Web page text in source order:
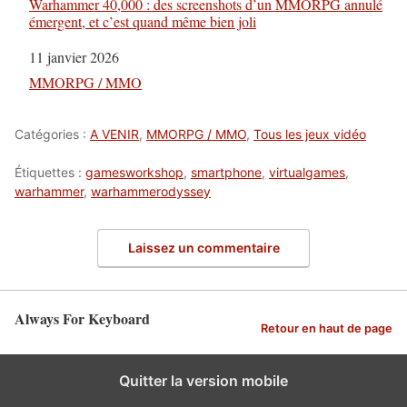
Warhammer 40,000 : des screenshots d’un MMORPG annulé
émergent, et c’est quand même bien joli
Date
11 janvier 2026
Par rapport à
MMORPG / MMO
Catégories : A VENIR, MMORPG / MMO, Tous les jeux vidéo
Étiquettes : gamesworkshop, smartphone, virtualgames,
warhammer, warhammerodyssey
Laissez un commentaire
Always For Keyboard Retour en haut de page
Quitter la version mobile